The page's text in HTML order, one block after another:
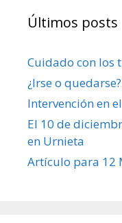
Últimos posts
Cuidado con los
¿Irse o
Intervención en
El 10 de
en Urnieta
Artículo para 12